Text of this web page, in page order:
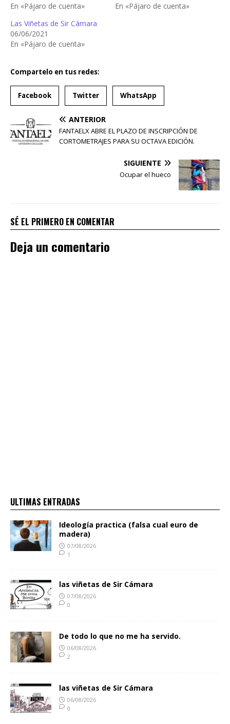
En «Pájaro de cuenta»
En «Pájaro de cuenta»
Las Viñetas de Sir Cámara
06/06/2021
En «Pájaro de cuenta»
Compartelo en tus redes:
Facebook Twitter WhatsApp
ANTERIOR
FANTAELX ABRE EL PLAZO DE INSCRIPCIÓN DE
CORTOMETRAJES PARA SU OCTAVA EDICIÓN.
SIGUIENTE
Ocupar el hueco
SÉ EL PRIMERO EN COMENTAR
Deja un comentario
ULTIMAS ENTRADAS
Ideología practica (falsa cual euro de
madera)
07/08/2026
1
las viñetas de Sir Cámara
07/08/2026
0
De todo lo que no me ha servido.
06/08/2026
2
las viñetas de Sir Cámara
06/08/2026
0